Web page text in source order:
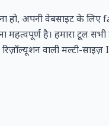
हो, अपनी वेबसाइट के लिए
महत्वपूर्ण है। हमारा टूल
वाली मल्टी-साइज़